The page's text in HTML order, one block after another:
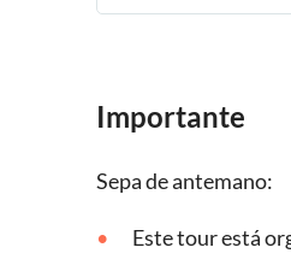
Importante
Sepa de antemano:
Este tour está